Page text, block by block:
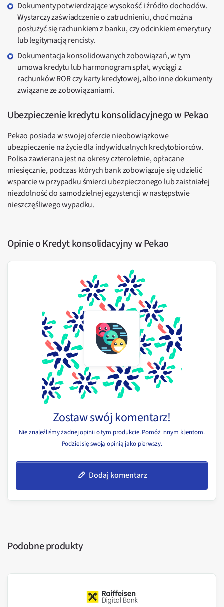
Dokumenty potwierdzające wysokość i źródło dochodów.
Wystarczy zaświadczenie o zatrudnieniu, choć można
posłużyć się rachunkiem z banku, czy odcinkiem emerytury
lub legitymacją rencisty.
Dokumentacja konsolidowanych zobowiązań, w tym
umowa kredytu lub harmonogram spłat, wyciągi z
rachunków ROR czy karty kredytowej, albo inne dokumenty
związane ze zobowiązaniami.
Ubezpieczenie kredytu konsolidacyjnego w Pekao
Pekao posiada w swojej ofercie nieobowiązkowe
ubezpieczenie na życie dla indywidualnych kredytobiorców.
Polisa zawierana jest na okresy czteroletnie, opłacane
miesięcznie, podczas których bank zobowiązuje się udzielić
wsparcie w przypadku śmierci ubezpieczonego lub zaistniałej
niezdolność do samodzielnej egzystencji w następstwie
nieszczęśliwego wypadku.
Opinie o Kredyt konsolidacyjny w Pekao
Zostaw swój komentarz!
Nie znaleźliśmy żadnej opinii o tym produkcie. Pomóż innym klientom.
Podziel się swoją opinią jako pierwszy.
Dodaj komentarz
Podobne produkty